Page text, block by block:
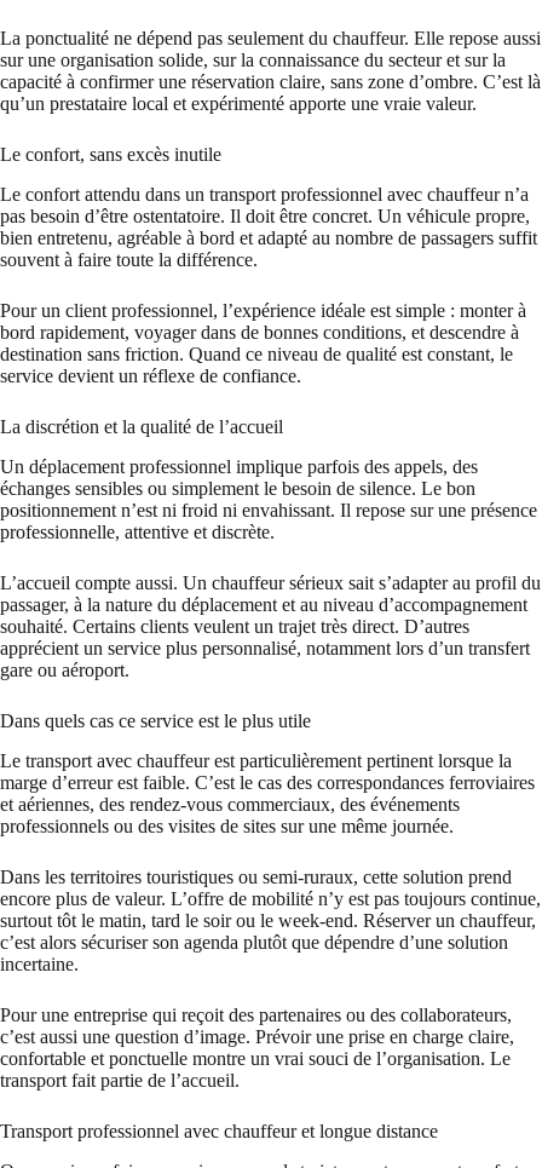
La ponctualité ne dépend pas seulement du chauffeur. Elle repose aussi
sur une organisation solide, sur la connaissance du secteur et sur la
capacité à confirmer une réservation claire, sans zone d’ombre. C’est là
qu’un prestataire local et expérimenté apporte une vraie valeur.
Le confort, sans excès inutile
Le confort attendu dans un transport professionnel avec chauffeur n’a
pas besoin d’être ostentatoire. Il doit être concret. Un véhicule propre,
bien entretenu, agréable à bord et adapté au nombre de passagers suffit
souvent à faire toute la différence.
Pour un client professionnel, l’expérience idéale est simple : monter à
bord rapidement, voyager dans de bonnes conditions, et descendre à
destination sans friction. Quand ce niveau de qualité est constant, le
service devient un réflexe de confiance.
La discrétion et la qualité de l’accueil
Un déplacement professionnel implique parfois des appels, des
échanges sensibles ou simplement le besoin de silence. Le bon
positionnement n’est ni froid ni envahissant. Il repose sur une présence
professionnelle, attentive et discrète.
L’accueil compte aussi. Un chauffeur sérieux sait s’adapter au profil du
passager, à la nature du déplacement et au niveau d’accompagnement
souhaité. Certains clients veulent un trajet très direct. D’autres
apprécient un service plus personnalisé, notamment lors d’un transfert
gare ou aéroport.
Dans quels cas ce service est le plus utile
Le transport avec chauffeur est particulièrement pertinent lorsque la
marge d’erreur est faible. C’est le cas des correspondances ferroviaires
et aériennes, des rendez-vous commerciaux, des événements
professionnels ou des visites de sites sur une même journée.
Dans les territoires touristiques ou semi-ruraux, cette solution prend
encore plus de valeur. L’offre de mobilité n’y est pas toujours continue,
surtout tôt le matin, tard le soir ou le week-end. Réserver un chauffeur,
c’est alors sécuriser son agenda plutôt que dépendre d’une solution
incertaine.
Pour une entreprise qui reçoit des partenaires ou des collaborateurs,
c’est aussi une question d’image. Prévoir une prise en charge claire,
confortable et ponctuelle montre un vrai souci de l’organisation. Le
transport fait partie de l’accueil.
Transport professionnel avec chauffeur et longue distance